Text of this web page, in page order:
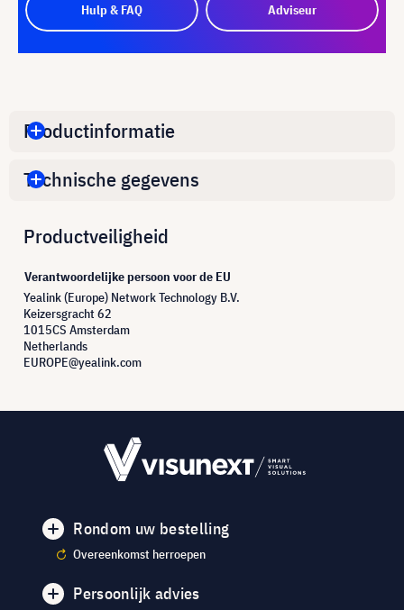
Hulp & FAQ Adviseur
Productinformatie
Technische gegevens
Productveiligheid
Verantwoordelijke persoon voor de EU
Yealink (Europe) Network Technology B.V.
Keizersgracht 62
1015CS Amsterdam
Netherlands
EUROPE@yealink.com
Rondom uw bestelling
Overeenkomst herroepen
Persoonlijk advies